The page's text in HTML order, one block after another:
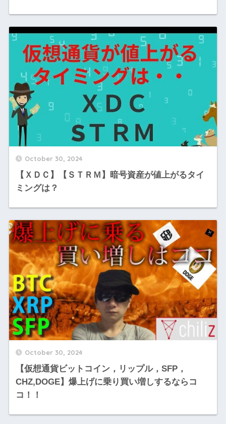
October 30, 2024
【ＸＤＣ】【ＳＴＲＭ】暗号資産が値上がるタイ
ミングは？
October 30, 2024
【仮想通貨ビットコイン，リップル，SFP，
CHZ,DOGE】爆上げに乗り買い増しするならコ
コ！！